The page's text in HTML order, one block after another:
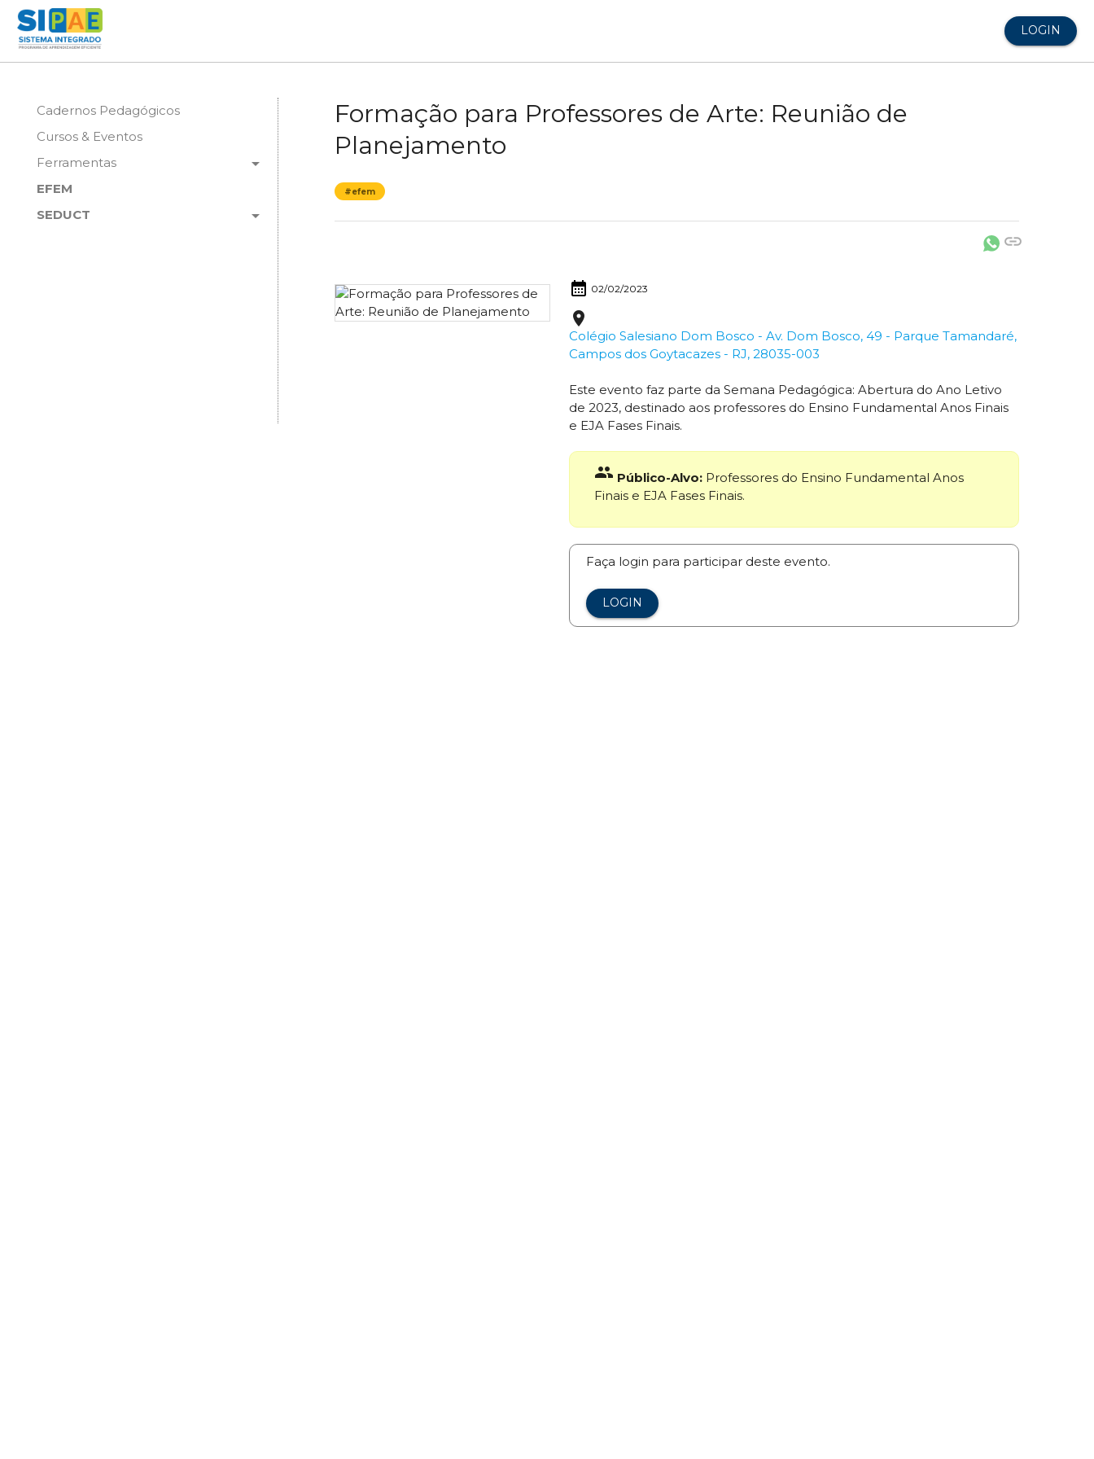
LOGIN
Cadernos Pedagógicos
Cursos & Eventos
arrow_drop_down
Ferramentas
EFEM
arrow_drop_down
SEDUCT
Formação para Professores de Arte: Reunião de
Planejamento
#efem
link
calendar_month 02/02/2023
place
Colégio Salesiano Dom Bosco - Av. Dom Bosco, 49 - Parque Tamandaré,
Campos dos Goytacazes - RJ, 28035-003
Este evento faz parte da Semana Pedagógica: Abertura do Ano Letivo
de 2023, destinado aos professores do Ensino Fundamental Anos Finais
e EJA Fases Finais.
group Público-Alvo:Professores do Ensino Fundamental Anos
Finais e EJA Fases Finais.
Faça login para participar deste evento.
LOGIN